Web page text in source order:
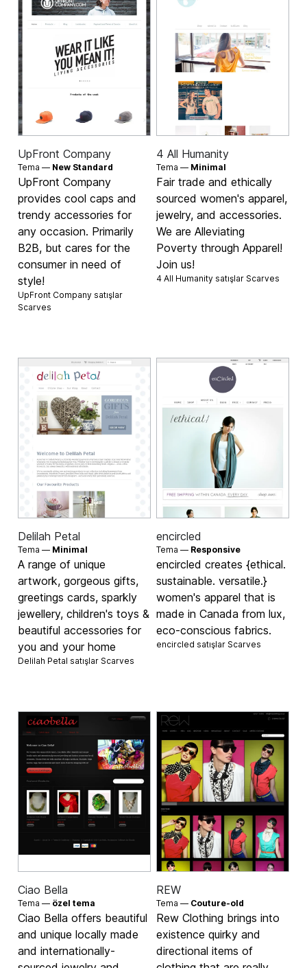
UpFront Company
Tema — New Standard
UpFront Company
provides cool caps and
trendy accessories for
any occasion. Primarily
B2B, but cares for the
consumer in need of
style!
UpFront Company satışlar
Scarves
4 All Humanity
Tema — Minimal
Fair trade and ethically
sourced women's apparel,
jewelry, and accessories.
We are Alleviating
Poverty through Apparel!
Join us!
4 All Humanity satışlar Scarves
Delilah Petal
Tema — Minimal
A range of unique
artwork, gorgeous gifts,
greetings cards, sparkly
jewellery, children's toys &
beautiful accessories for
you and your home
Delilah Petal satışlar Scarves
encircled
Tema — Responsive
encircled creates {ethical.
sustainable. versatile.}
women's apparel that is
made in Canada from lux,
eco-conscious fabrics.
encircled satışlar Scarves
Ciao Bella
Tema — özel tema
Ciao Bella offers beautiful
and unique locally made
and internationally-
REW
Tema — Couture-old
Rew Clothing brings into
existence quirky and
directional items of